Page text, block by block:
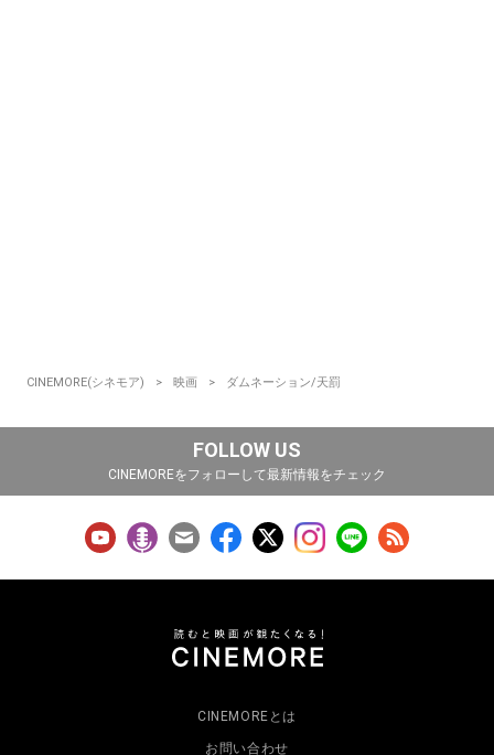
CINEMORE(シネモア) 映画 ダムネーション/天罰
FOLLOW US
CINEMOREをフォローして最新情報をチェック
CINEMOREとは
お問い合わせ